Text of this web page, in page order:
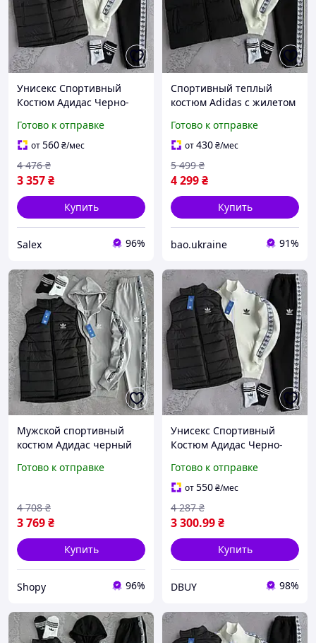
Унисекс Спортивный
Костюм Адидас Черно-
Кофтой Жилетом
Брюками Adidas Salex
Унісекс Спортивний
Костюм Адідас
Готово к отправке
от560₴/мес
3 357₴
4 476 ₴
Купить
Salex 96%
Спортивный теплый
костюм Adidas с жилетом
комплект олимпийка
штаны с лампасами
жилет Адидас и 2 пары
носков
Готово к отправке
от430₴/мес
4 299₴
5 499 ₴
Купить
bao.ukraine 91%
Мужской спортивный
костюм Адидас черный
застежкоймолнией серые
Adidas Shopy Чоловічий
спортивний костюм
Готово к отправке
3 769₴
4 708 ₴
Купить
Shopy 96%
Унисекс Спортивный
Костюм Адидас Черно-
Кофтой Жилетом
Брюками Adidas DBUY
Унісекс Спортивний
Костюм Адідас
Готово к отправке
от550₴/мес
3 300.99₴
4 287 ₴
Купить
DBUY 98%